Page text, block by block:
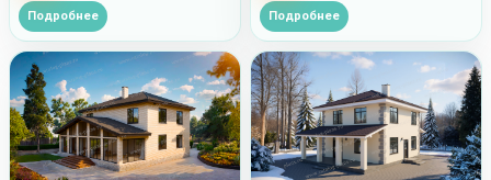
Подробнее Подробнее